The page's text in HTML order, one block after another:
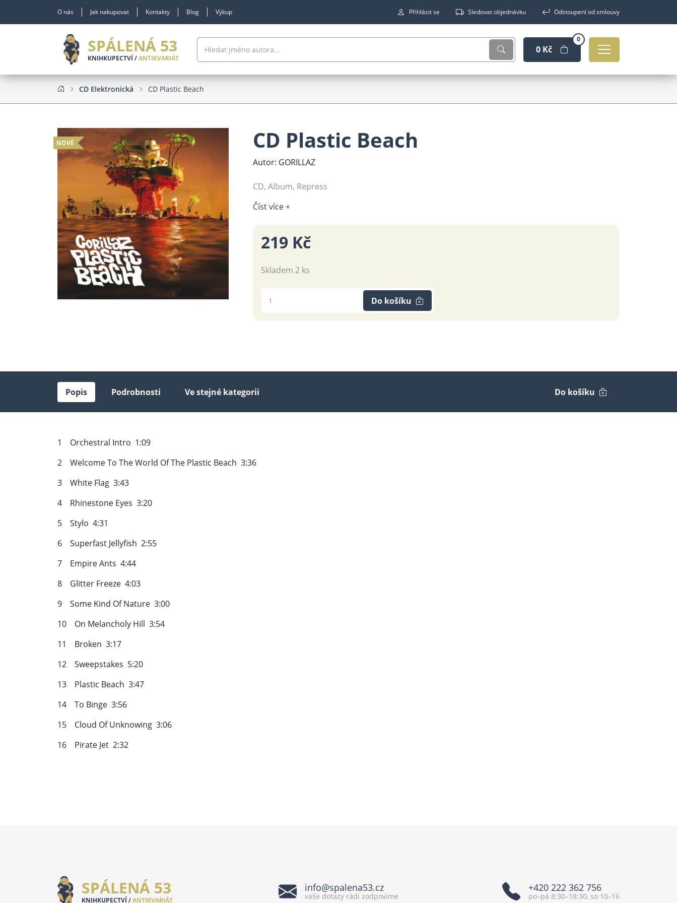
O nás Jak nakupovat Kontakty Blog Výkup Přihlásit se Sledovat objednávku Odstoupení od smlouvy
SPÁLENÁ 53
KNIHKUPECTVÍ /ANTIKVARIÁT
0 Kč
0
CD Elektronická CD Plastic Beach
NOVÉ CD Plastic Beach
Autor: GORILLAZ
CD, Album, Repress
Číst více +
219 Kč
Skladem 2 ks
Do košíku
Popis Podrobnosti Ve stejné kategorii Do košíku
1 Orchestral Intro 1:09
2 Welcome To The World Of The Plastic Beach 3:36
3 White Flag 3:43
4 Rhinestone Eyes 3:20
5 Stylo 4:31
6 Superfast Jellyfish 2:55
7 Empire Ants 4:44
8 Glitter Freeze 4:03
9 Some Kind Of Nature 3:00
10 On Melancholy Hill 3:54
11 Broken 3:17
12 Sweepstakes 5:20
13 Plastic Beach 3:47
14 To Binge 3:56
15 Cloud Of Unknowing 3:06
16 Pirate Jet 2:32
SPÁLENÁ 53
KNIHKUPECTVÍ /ANTIKVARIÁT
info@spalena53.cz
vaše dotazy rádi zodpovíme
+420 222 362 756
po–pá 8:30–18:30, so 10–16